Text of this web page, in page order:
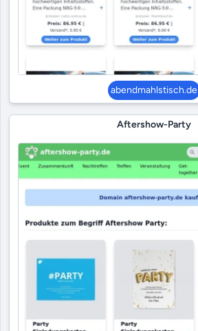
abendmahlstisch.de
Aftershow-Party